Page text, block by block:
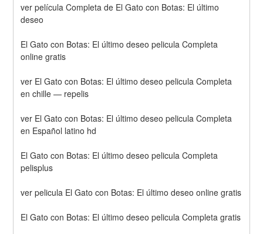
ver película Completa de El Gato con Botas: El último
deseo
El Gato con Botas: El último deseo pelicula Completa
online gratis
ver El Gato con Botas: El último deseo pelicula Completa
en chille — repelis
ver El Gato con Botas: El último deseo pelicula Completa
en Español latino hd
El Gato con Botas: El último deseo pelicula Completa
pelisplus
ver pelicula El Gato con Botas: El último deseo online gratis
El Gato con Botas: El último deseo pelicula Completa gratis